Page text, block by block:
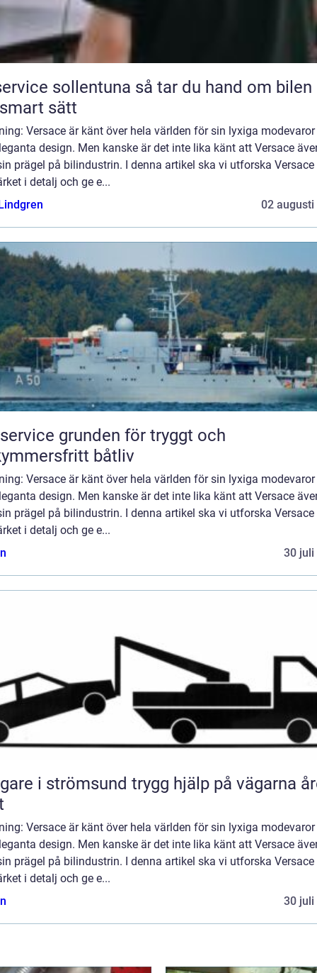
sollentuna så tar du hand om bilen på
sätt
Versace är känt över hela världen för sin lyxiga
design. Men kanske är det inte lika känt att Versace
prägel på bilindustrin. I denna artikel ska vi utforska Versace
i detalj och ge e...
02 augusti
för tryggt och
båtliv
Versace är känt över hela världen för sin lyxiga
design. Men kanske är det inte lika känt att Versace
prägel på bilindustrin. I denna artikel ska vi utforska Versace
i detalj och ge e...
30 juli
strömsund trygg hjälp på vägarna året
Versace är känt över hela världen för sin lyxiga
design. Men kanske är det inte lika känt att Versace
prägel på bilindustrin. I denna artikel ska vi utforska Versace
i detalj och ge e...
30 juli